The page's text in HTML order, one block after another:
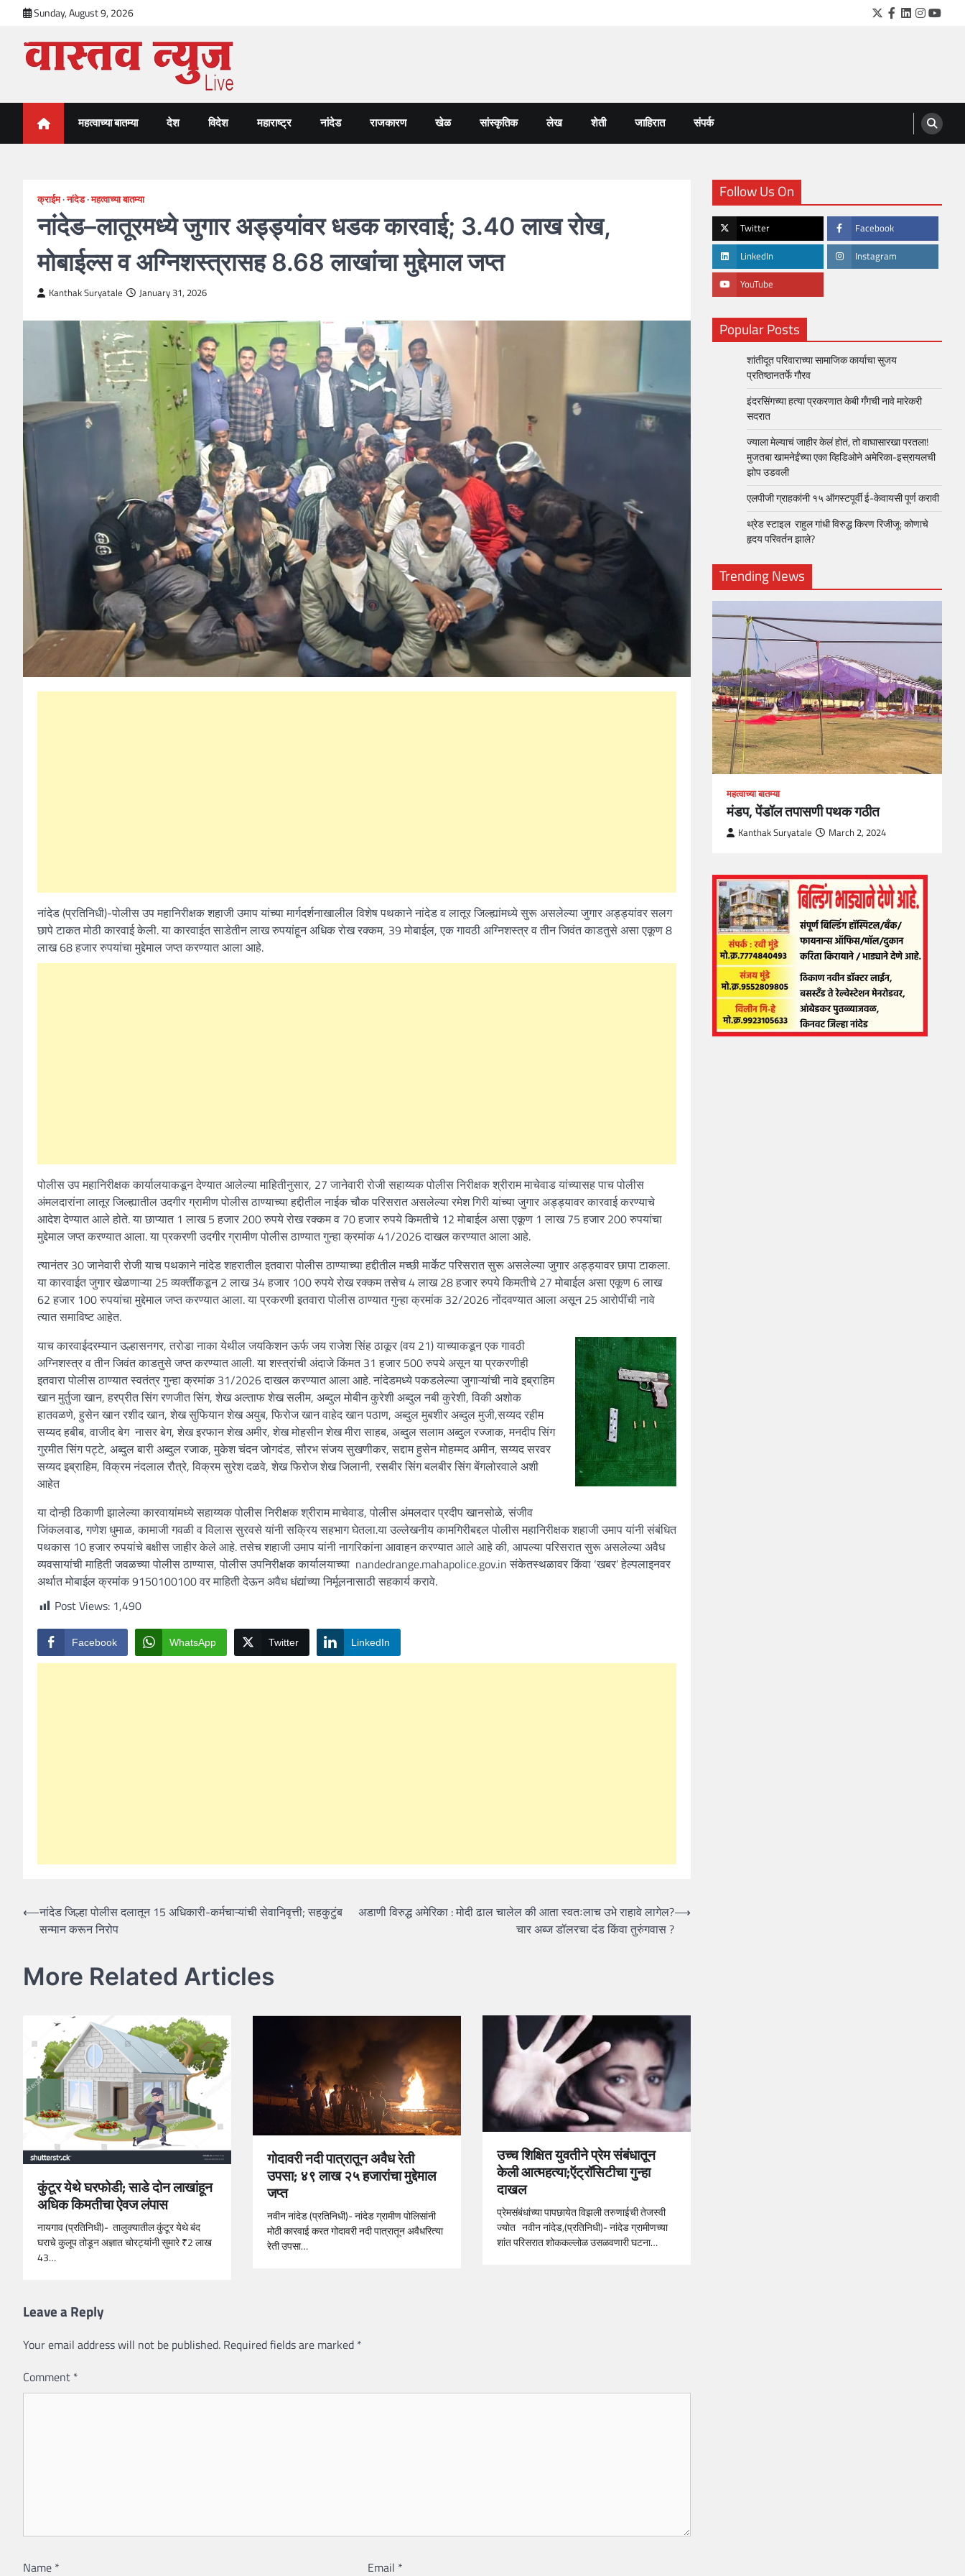
content
Sunday, August 9, 2026 Twitter
Facebook
LinkedIn
VastavNEWSLive.com
महत्वाच्या बातम्या देश विदेश महाराष्ट्र नांदेड राजकारण खेळ सांस्कृतिक लेख शेती जाहिरात संपर्क
क्राईम नांदेड महत्वाच्या बातम्या
नांदेड–लातूरमध्ये जुगार अड्ड्यांवर धडक कारवाई; 3.40 लाख रोख,
मोबाईल्स व अग्निशस्त्रासह 8.68 लाखांचा मुद्देमाल जप्त
Kanthak Suryatale January 31, 2026
नांदेड (प्रतिनिधी)-पोलीस उप महानिरीक्षक शहाजी उमाप यांच्या मार्गदर्शनाखालील विशेष पथकाने नांदेड व लातूर जिल्ह्यांमध्ये सुरू असलेल्या जुगार अड्ड्यांवर सलग
छापे टाकत मोठी कारवाई केली. या कारवाईत साडेतीन लाख रुपयांहून अधिक रोख रक्कम, 39 मोबाईल, एक गावठी अग्निशस्त्र व तीन जिवंत काडतुसे असा एकूण 8
लाख 68 हजार रुपयांचा मुद्देमाल जप्त करण्यात आला आहे.
पोलीस उप महानिरीक्षक कार्यालयाकडून देण्यात आलेल्या माहितीनुसार, 27 जानेवारी रोजी सहाय्यक पोलीस निरीक्षक श्रीराम माचेवाड यांच्यासह पाच पोलीस
अंमलदारांना लातूर जिल्ह्यातील उदगीर ग्रामीण पोलीस ठाण्याच्या हद्दीतील नाईक चौक परिसरात असलेल्या रमेश गिरी यांच्या जुगार अड्ड्यावर कारवाई करण्याचे
आदेश देण्यात आले होते. या छाप्यात 1 लाख 5 हजार 200 रुपये रोख रक्कम व 70 हजार रुपये किमतीचे 12 मोबाईल असा एकूण 1 लाख 75 हजार 200 रुपयांचा
मुद्देमाल जप्त करण्यात आला. या प्रकरणी उदगीर ग्रामीण पोलीस ठाण्यात गुन्हा क्रमांक 41/2026 दाखल करण्यात आला आहे.
त्यानंतर 30 जानेवारी रोजी याच पथकाने नांदेड शहरातील इतवारा पोलीस ठाण्याच्या हद्दीतील मच्छी मार्केट परिसरात सुरू असलेल्या जुगार अड्ड्यावर छापा टाकला.
या कारवाईत जुगार खेळणाऱ्या 25 व्यक्तींंकडून 2 लाख 34 हजार 100 रुपये रोख रक्कम तसेच 4 लाख 28 हजार रुपये किमतीचे 27 मोबाईल असा एकूण 6 लाख
62 हजार 100 रुपयांचा मुद्देमाल जप्त करण्यात आला. या प्रकरणी इतवारा पोलीस ठाण्यात गुन्हा क्रमांक 32/2026 नोंदवण्यात आला असून 25 आरोपींची नावे
त्यात समाविष्ट आहेत.
याच कारवाईदरम्यान उल्हासनगर, तरोडा नाका येथील जयकिशन ऊर्फ जय राजेश सिंह ठाकूर (वय 21) याच्याकडून एक गावठी
अग्निशस्त्र व तीन जिवंत काडतुसे जप्त करण्यात आली. या शस्त्रांची अंदाजे किंमत 31 हजार 500 रुपये असून या प्रकरणीही
इतवारा पोलीस ठाण्यात स्वतंत्र गुन्हा क्रमांक 31/2026 दाखल करण्यात आला आहे. नांदेडमध्ये पकडलेल्या जुगाऱ्यांची नावे इब्राहिम
खान मुर्तुजा खान, हरप्रीत सिंग रणजीत सिंग, शेख अल्ताफ शेख सलीम, अब्दुल मोबीन कुरेशी अब्दुल नबी कुरेशी, विकी अशोक
हातवळणे, हुसेन खान रशीद खान, शेख सुफियान शेख अयुब, फिरोज खान वाहेद खान पठाण, अब्दुल मुबशीर अब्दुल मुजी,सय्यद रहीम
सय्यद हबीब, वाजीद बेग नासर बेग, शेख इरफान शेख अमीर, शेख मोहसीन शेख मीरा साहब, अब्दुल सलाम अब्दुल रज्जाक, मनदीप सिंग
गुरमीत सिंग पट्टे, अब्दुल बारी अब्दुल रजाक, मुकेश चंदन जोगदंड, सौरभ संजय सुखणीकर, सद्दाम हुसेन मोहम्मद अमीन, सय्यद सरवर
सय्यद इब्राहिम, विक्रम नंदलाल रौत्रे, विक्रम सुरेश दळवे, शेख फिरोज शेख जिलानी, रसबीर सिंग बलबीर सिंग बेंगलोरवाले अशी
आहेत
या दोन्ही ठिकाणी झालेल्या कारवायांमध्ये सहाय्यक पोलीस निरीक्षक श्रीराम माचेवाड, पोलीस अंमलदार प्रदीप खानसोळे, संजीव
जिंकलवाड, गणेश धुमाळ, कामाजी गवळी व विलास सुरवसे यांनी सक्रिय सहभाग घेतला.या उल्लेखनीय कामगिरीबद्दल पोलीस महानिरीक्षक शहाजी उमाप यांनी संबंधित
पथकास 10 हजार रुपयांचे बक्षीस जाहीर केले आहे. तसेच शहाजी उमाप यांनी नागरिकांना आवाहन करण्यात आले आहे की, आपल्या परिसरात सुरू असलेल्या अवैध
व्यवसायांची माहिती जवळच्या पोलीस ठाण्यास, पोलीस उपनिरीक्षक कार्यालयाच्या nandedrange.mahapolice.gov.in संकेतस्थळावर किंवा ‘खबर’ हेल्पलाइनवर
अर्थात मोबाईल क्रमांक 9150100100 वर माहिती देऊन अवैध धंद्यांच्या निर्मूलनासाठी सहकार्य करावे.
Post Views: 1,490
Facebook WhatsApp Twitter LinkedIn
Post
navigation
⟵नांदेड जिल्हा पोलीस दलातून 15 अधिकारी-कर्मचाऱ्यांची सेवानिवृत्ती; सहकुटुंब
सन्मान करून निरोप
अडाणी विरुद्ध अमेरिका : मोदी ढाल चालेल की आता स्वतःलाच उभे राहावे लागेल?
चार अब्ज डॉलरचा दंड किंवा तुरुंगवास ?
⟶
More Related Articles
कुंटूर येथे घरफोडी; साडे दोन लाखांहून
अधिक किमतीचा ऐवज लंपास
नायगाव (प्रतिनिधी)- तालुक्यातील कुंटूर येथे बंद
घराचे कुलूप तोडून अज्ञात चोरट्यांनी सुमारे ₹2 लाख
43…
गोदावरी नदी पात्रातून अवैध रेती
उपसा; ४९ लाख २५ हजारांचा मुद्देमाल
जप्त
नवीन नांदेड (प्रतिनिधी)- नांदेड ग्रामीण पोलिसांनी
मोठी कारवाई करत गोदावरी नदी पात्रातून अवैधरित्या
रेती उपसा…
उच्च शिक्षित युवतीने प्रेम संबंधातून
केली आत्महत्या;ऍट्रॉसिटीचा गुन्हा
दाखल
प्रेमसंबंधांच्या पापछायेत विझली तरुणाईची तेजस्वी
ज्योत नवीन नांदेड,(प्रतिनिधी)- नांदेड ग्रामीणच्या
शांत परिसरात शोककल्लोळ उसळवणारी घटना…
Leave a Reply
Your email address will not be published. Required fields are marked *
Comment *
Name * Email *
Follow Us On
Twitter Facebook
LinkedIn Instagram
YouTube
Popular Posts
शांतीदूत परिवाराच्या सामाजिक कार्याचा सुजय
प्रतिष्ठानतर्फे गौरव
इंदरसिंगच्या हत्या प्रकरणात केबी गँगची नावे मारेकरी
सदरात
ज्याला मेल्याचं जाहीर केलं होतं, तो वाघासारखा परतला!
मुजतबा खामनेईंच्या एका व्हिडिओने अमेरिका-इस्रायलची
झोप उडवली
एलपीजी ग्राहकांनी १५ ऑगस्टपूर्वी ई-केवायसी पूर्ण करावी
थ्रेड स्टाइल राहुल गांधी विरुद्ध किरण रिजीजू: कोणाचे
हृदय परिवर्तन झाले?
Trending News
महत्वाच्या बातम्या
What Is a Front-End Developer?
How to Become One, Salary, Skills
Kanthak Suryatale April 30, 2021
महत्वाच्या बातम्या
मंडप, पेंडॉल तपासणी पथक गठीत
Kanthak Suryatale March 2, 2024